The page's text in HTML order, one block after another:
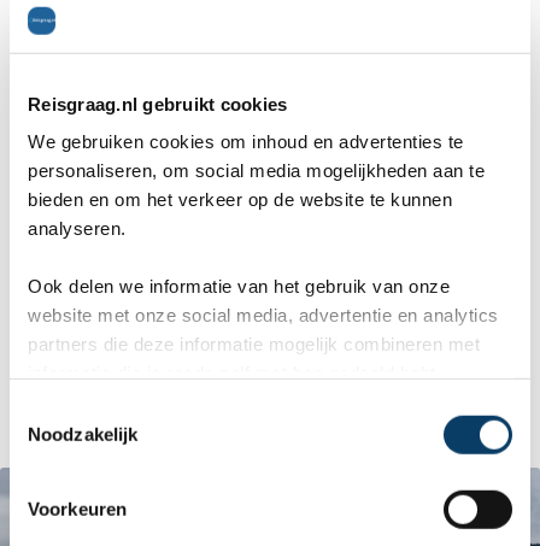
Reisgraag.nl gebruikt cookies
We gebruiken cookies om inhoud en advertenties te
personaliseren, om social media mogelijkheden aan te
bieden en om het verkeer op de website te kunnen
analyseren.
Ook delen we informatie van het gebruik van onze
website met onze social media, advertentie en analytics
partners die deze informatie mogelijk combineren met
n
s
Noodzakelijk
Voorkeuren
Duitsland. Naast het skiën en snowboarden kun
van wintersport. Zo telt Duitsland in totaal 9
schaatsbanen, waarvan er 3 tot de top 10 snelste
schaatsbanen ter wereld behoren. De meeste
enkel in de wintermaanden geopend. De
Hopfensee is een ander schaats-walhalla waar je